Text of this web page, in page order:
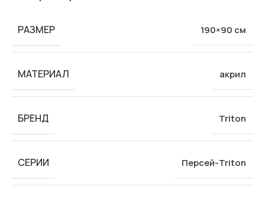
РАЗМЕР 190×90 см
МАТЕРИАЛ акрил
БРЕНД Triton
СЕРИИ Персей-Triton